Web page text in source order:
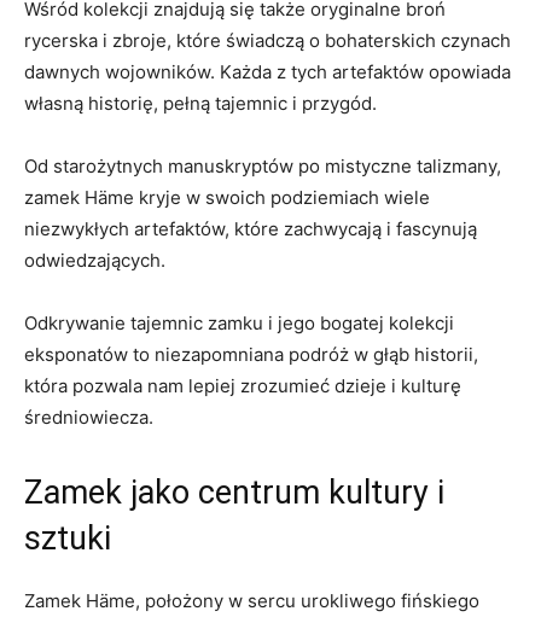
Wśród kolekcji znajdują się także oryginalne ‌broń
rycerska i​ zbroje, które​ świadczą o bohaterskich czynach
dawnych ⁤wojowników. ⁢Każda⁣ z⁤ tych​ artefaktów ⁤opowiada
własną historię,⁣ pełną tajemnic i przygód.
Od starożytnych manuskryptów ⁤po mistyczne talizmany,
zamek Häme kryje w swoich podziemiach wiele
⁢niezwykłych artefaktów, ⁤które⁤ zachwycają i fascynują
odwiedzających.
Odkrywanie⁤ tajemnic zamku i jego bogatej kolekcji
eksponatów⁢ to niezapomniana ⁤podróż w ⁤głąb historii,
która‍ pozwala nam lepiej zrozumieć⁤ dzieje i kulturę
średniowiecza.
Zamek jako ‌centrum kultury i
sztuki
Zamek Häme, położony w sercu⁣ urokliwego fińskiego